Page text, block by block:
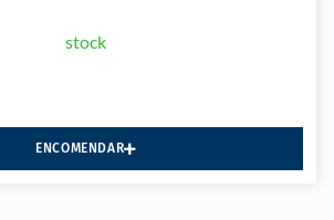
stock
ENCOMENDAR